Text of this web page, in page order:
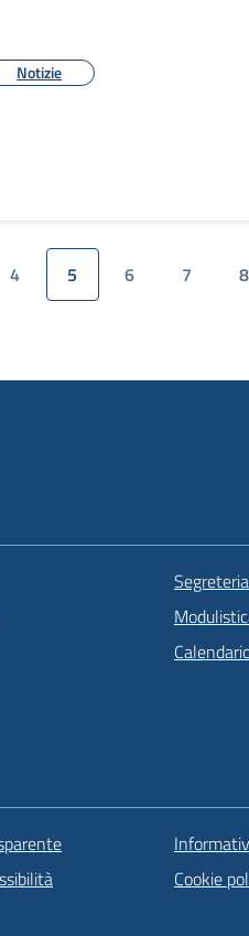
Notizie
4 5 6 7 8
Segreteria
Cookie